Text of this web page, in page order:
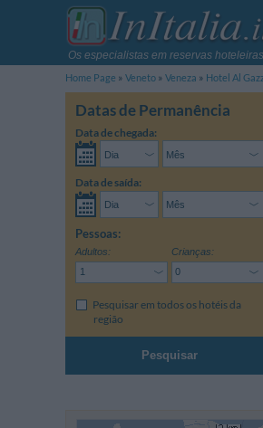
Os especialistas em reservas
Home Page
Veneto Veneza Hotel Al
Datas de Permanência
Data de chegada:
Data de saída:
Pessoas:
Adultos: Crianças:
Pesquisar em todos os hotéis da
região
Pesquisar